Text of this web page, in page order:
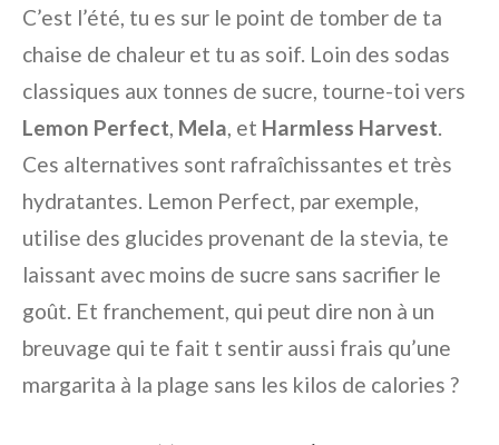
C’est l’été, tu es sur le point de tomber de ta
chaise de chaleur et tu as soif. Loin des sodas
classiques aux tonnes de sucre, tourne-toi vers
Lemon Perfect, Mela, et Harmless Harvest.
Ces alternatives sont rafraîchissantes et très
hydratantes. Lemon Perfect, par exemple,
utilise des glucides provenant de la stevia, te
laissant avec moins de sucre sans sacrifier le
goût. Et franchement, qui peut dire non à un
breuvage qui te fait t sentir aussi frais qu’une
margarita à la plage sans les kilos de calories ?